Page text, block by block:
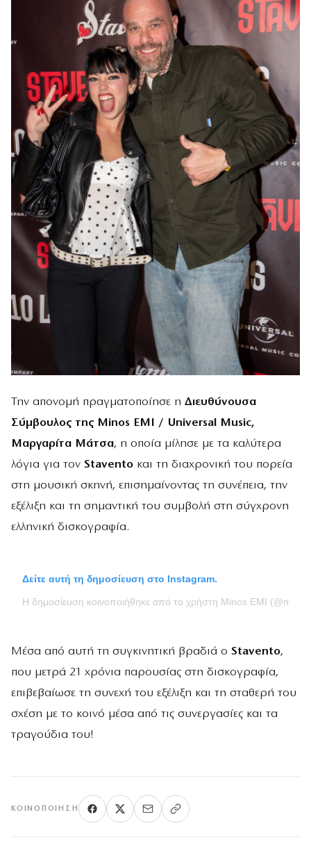
Την απονομή πραγματοποίησε η Διευθύνουσα
Σύμβουλος της Minos EMI / Universal Music,
Μαργαρίτα Μάτσα, η οποία μίλησε με τα καλύτερα
λόγια για τον Stavento και τη διαχρονική του πορεία
στη μουσική σκηνή, επισημαίνοντας τη συνέπεια, την
εξέλιξη και τη σημαντική του συμβολή στη σύγχρονη
ελληνική δισκογραφία.
Δείτε αυτή τη δημοσίευση στο Instagram.
Η δημοσίευση κοινοποιήθηκε από το χρήστη Minos EMI
Μέσα από αυτή τη συγκινητική βραδιά ο Stavento,
που μετρά 21 χρόνια παρουσίας στη δισκογραφία,
επιβεβαίωσε τη συνεχή του εξέλιξη και τη σταθερή του
σχέση με το κοινό μέσα από τις συνεργασίες και τα
τραγούδια του!
ΚΟΙΝΟΠΟΊΗΣΗ